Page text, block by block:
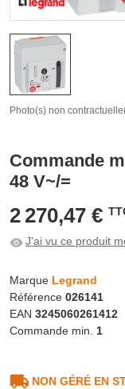
Photo(s) non
Commande
48 V~/=
2 270,47 €
J'ai vu ce produit
Marque Legrand
Référence 026141
EAN 3245060261412
Commande min. 1
NON GÉRÉ EN